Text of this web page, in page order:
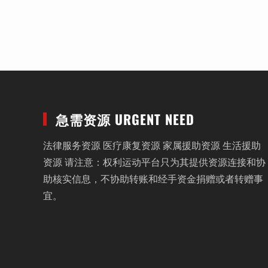
急需资源 URGENT NEED
法律服务资源 医疗康复资源 家属援助资源 生活援助
资源 请注意：权利运动平台只为其提供资源连接和协
助核实信息，不协助转账和经手资金捐赠或者转赠事
宜。